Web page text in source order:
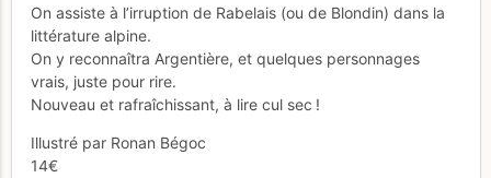
On assiste à l’irruption de Rabelais (ou de Blondin) dans la
littérature alpine.
On y reconnaîtra Argentière, et quelques personnages
vrais, juste pour rire.
Nouveau et rafraîchissant, à lire cul sec !
Illustré par Ronan Bégoc
14€